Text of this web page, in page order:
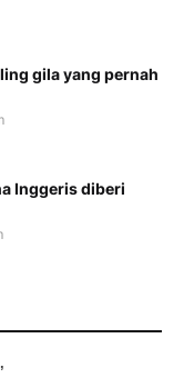
gila yang pernah
Inggeris diberi